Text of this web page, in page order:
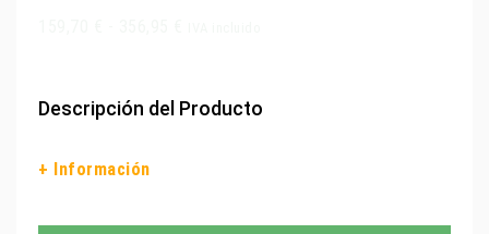
Descripción del Producto
+ Información